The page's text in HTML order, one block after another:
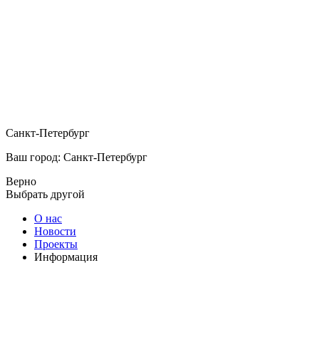
Санкт-Петербург
Ваш город: Санкт-Петербург
Верно
Выбрать другой
О нас
Новости
Проекты
Информация